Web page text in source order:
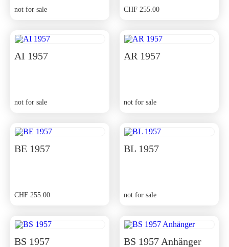
not for sale CHF 255.00
AI 1957
not for sale
AR 1957
not for sale
BE 1957
CHF 255.00
BL 1957
not for sale
BS 1957 BS 1957 Anhänger